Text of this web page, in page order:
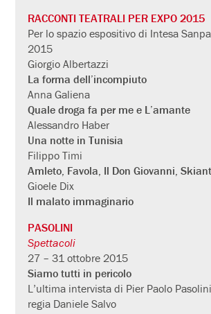
RACCONTI TEATRALI PER EXPO 2015
Per lo spazio espositivo di Intesa
2015
Giorgio Albertazzi
La forma dell’incompiuto
Anna Galiena
Quale droga fa per me e L’amante
Alessandro Haber
Una notte in Tunisia
Filippo Timi
Amleto, Favola, Il Don Giovanni,
Gioele Dix
Il malato immaginario
PASOLINI
Spettacoli
27 – 31 ottobre 2015
Siamo tutti in pericolo
L’ultima intervista di Pier Paolo Pasolini
regia Daniele Salvo